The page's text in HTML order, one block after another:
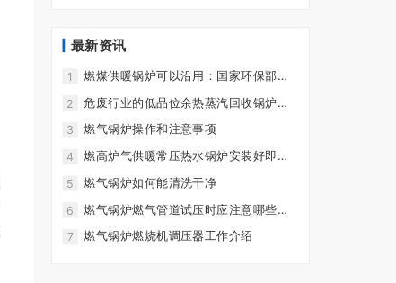
最新资讯
1 燃煤供暖锅炉可以沿用：国家环保部的
2
危废行业的低品位余热蒸汽回收锅炉项
目实例参考
3 燃气锅炉操作和注意事项
4 燃高炉气供暖常压热水锅炉安装好即将
5 燃气锅炉如何能清洗干净
6
燃气锅炉燃气管道试压时应注意哪些问
题
7 燃气锅炉燃烧机调压器工作介绍